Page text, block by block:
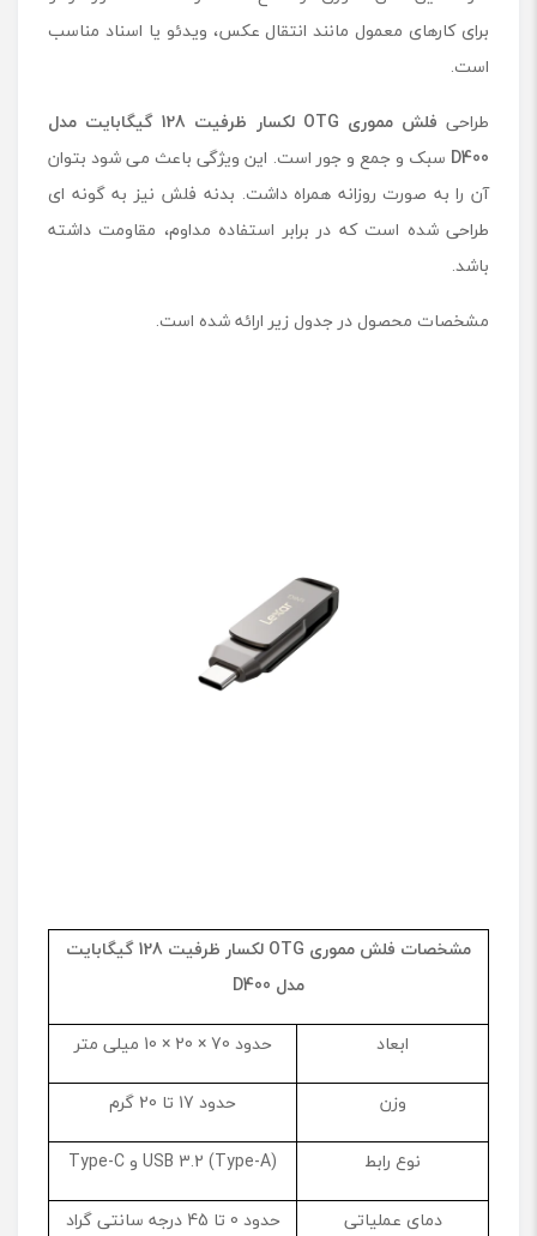
برای کارهای معمول مانند انتقال عکس، ویدئو یا اسناد مناسب
است.
طراحی فلش مموری OTG لکسار ظرفیت 128 گیگابایت مدل
D400 سبک و جمع و جور است. این ویژگی باعث می شود بتوان
آن را به صورت روزانه همراه داشت. بدنه فلش نیز به گونه ای
طراحی شده است که در برابر استفاده مداوم، مقاومت داشته
باشد.
مشخصات محصول در جدول زیر ارائه شده است.
مشخصات فلش مموری OTG
لکسار ظرفیت 128 گیگابایت
مدل D400
ابعاد
حدود 70 × 20 × 10 میلی متر
وزن
حدود 17 تا 20 گرم
نوع رابط
USB 3.2 (Type-A) و Type-C
دمای عملیاتی
حدود 0 تا 45 درجه سانتی گراد